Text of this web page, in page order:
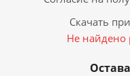
Скачать
Не найдено